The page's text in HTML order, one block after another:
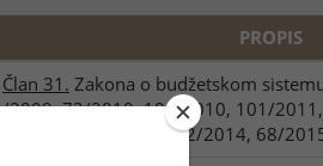
PROPIS
Član 31. Zakona o budžetskom
2009, 73/2010, 101/2010, 101/
(ispr.), 108/2013, 142/2014, 68/